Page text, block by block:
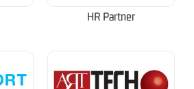
HR Partner